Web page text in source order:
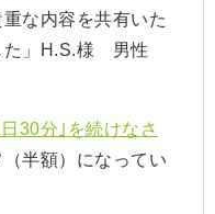
な内容を共有いた
た」H.S.様 男性
30分｣を続けなさ
半額）になってい